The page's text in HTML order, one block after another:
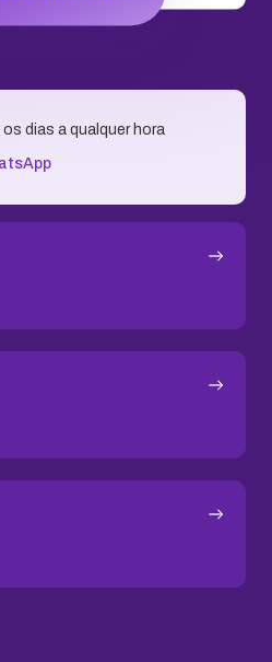
dias a qualquer hora